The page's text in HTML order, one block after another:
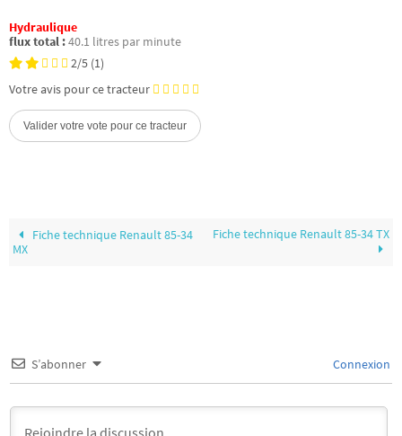
Hydraulique
flux total :40.1 litres par minute
2/5 (1)
Votre avis pour ce tracteur
Fiche technique Renault 85-34
MX
Fiche technique Renault 85-34 TX
S’abonner Connexion